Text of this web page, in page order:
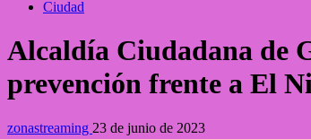
Ciudad
Alcaldía Ciudadana de
prevención frente a El
zonastreaming 23 de junio de 2023